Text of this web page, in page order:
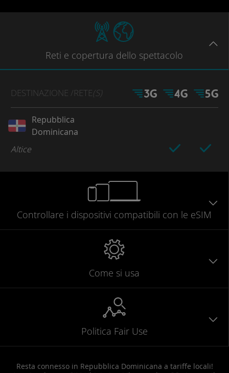
Reti e copertura dello spettacolo
DESTINAZIONE /RETE(S)
Repubblica
Dominicana
Altice
Controllare i dispositivi compatibili con le eSIM
Come si usa
Politica Fair Use
Resta connesso in Repubblica Dominicana a tariffe locali!